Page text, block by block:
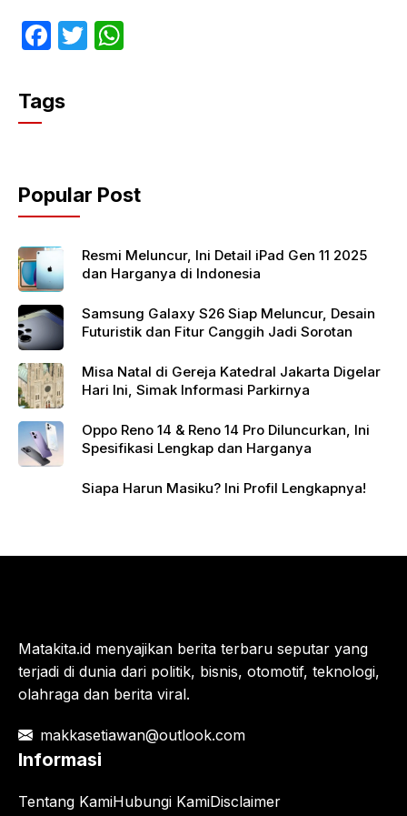
F
c
e
o
o
k
T
p
p
Tags
Popular Post
Resmi Meluncur, Ini Detail iPad Gen 11 2025
dan Harganya di Indonesia
Samsung Galaxy S26 Siap Meluncur, Desain
Futuristik dan Fitur Canggih Jadi Sorotan
Misa Natal di Gereja Katedral Jakarta Digelar
Hari Ini, Simak Informasi Parkirnya
Oppo Reno 14 & Reno 14 Pro Diluncurkan, Ini
Spesifikasi Lengkap dan Harganya
Siapa Harun Masiku? Ini Profil Lengkapnya!
Matakita.id menyajikan berita terbaru seputar yang
terjadi di dunia dari politik, bisnis, otomotif, teknologi,
olahraga dan berita viral.
makkasetiawan@outlook.com
Informasi
Tentang KamiHubungi KamiDisclaimer